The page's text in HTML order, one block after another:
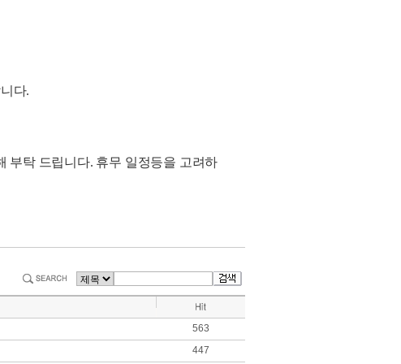
다.
부탁 드립니다. 휴무 일정등을 고려하
563
447